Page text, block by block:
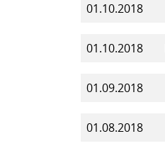
01.10.2018
01.10.2018
01.09.2018
01.08.2018